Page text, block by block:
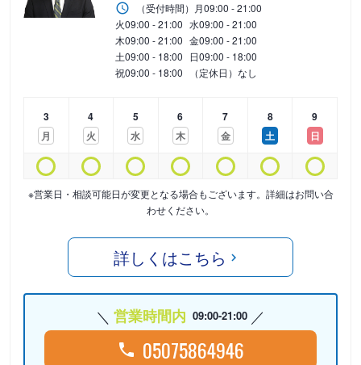
（受付時間） 月09:00 - 21:00
火09:00 - 21:00 水09:00 - 21:00
木09:00 - 21:00 金09:00 - 21:00
土09:00 - 18:00 日09:00 - 18:00
祝09:00 - 18:00 （定休日）なし
3
月
4
火
5
水
6
木
7
金
8
土
9
日
※営業日・相談可能日が変更となる場合もございます。詳細はお問い合
わせください。
詳しくはこちら
営業時間内 09:00-21:00
05075864946